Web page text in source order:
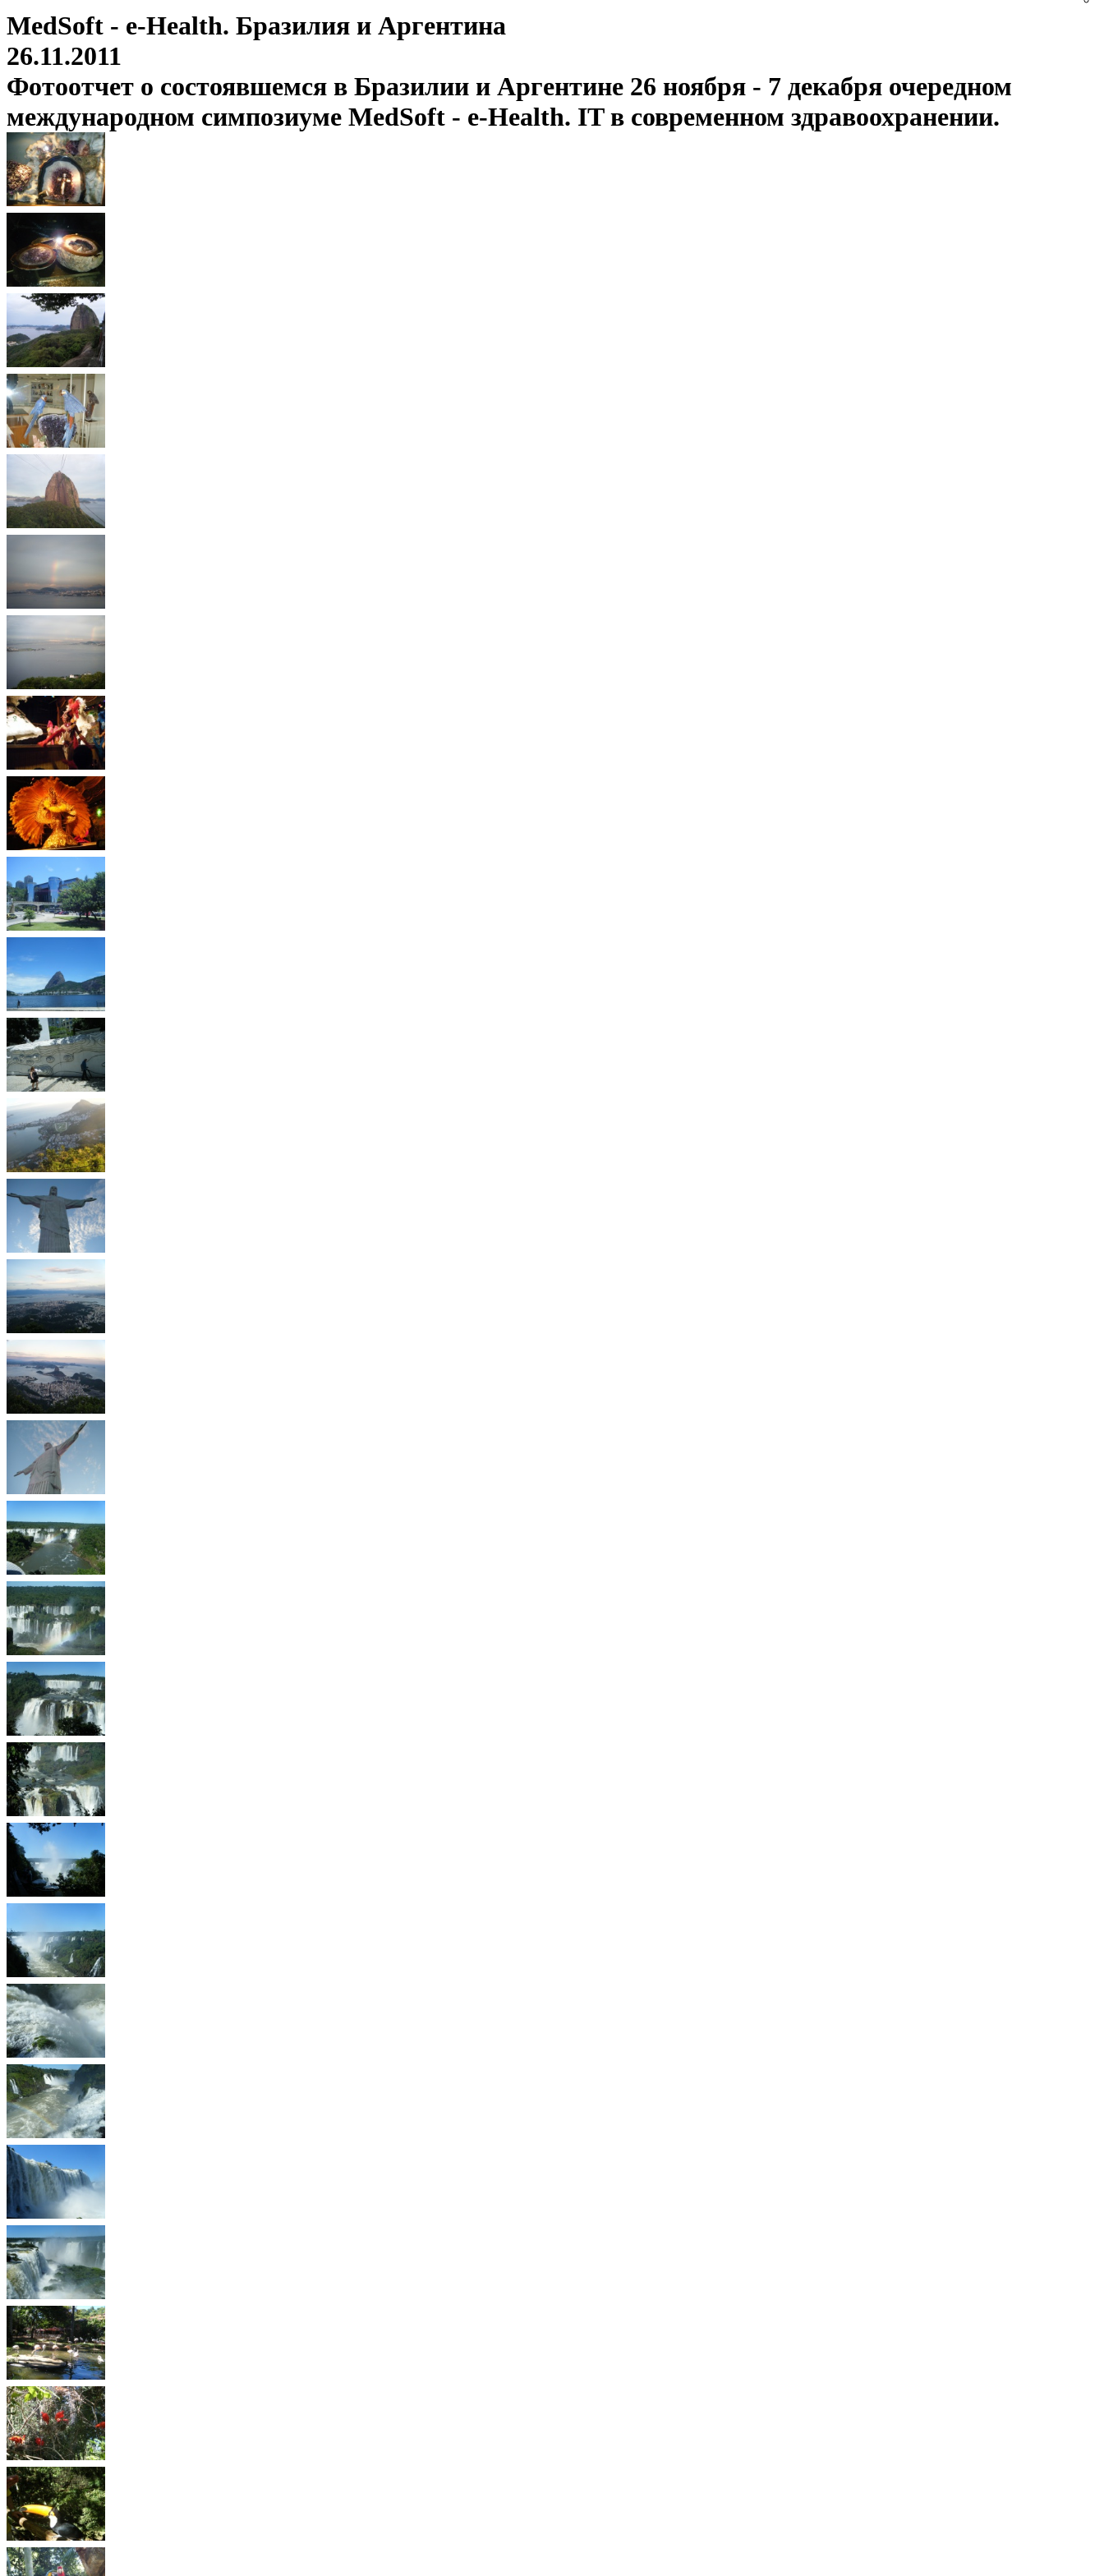
MedSoft - e-Health. Бразилия и Аргентина
26.11.2011
Фотоотчет о состоявшемся в Бразилии и Аргентине 26 ноября - 7 декабря очередном
международном симпозиуме MedSoft - e-Health. IT в современном здравоохранении.